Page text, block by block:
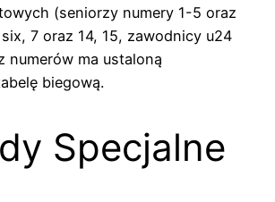
(seniorzy numery 1-5 oraz
7 oraz 14, 15, zawodnicy u24
numerów ma ustaloną
biegową.
Specjalne